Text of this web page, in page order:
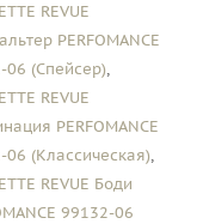
REVUE
PERFOMANCE
06 (Спейсер),
REVUE
PERFOMANCE
06 (Классическая),
REVUE Боди
99132-06